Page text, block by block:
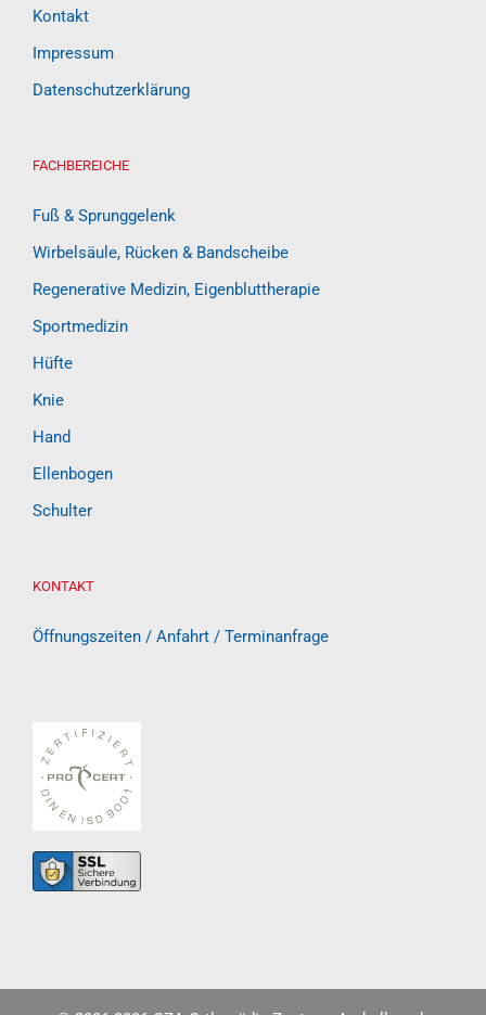
Kontakt
Impressum
Datenschutzerklärung
FACHBEREICHE
Fuß & Sprunggelenk
Wirbelsäule, Rücken & Bandscheibe
Regenerative Medizin, Eigenbluttherapie
Sportmedizin
Hüfte
Knie
Hand
Ellenbogen
Schulter
KONTAKT
Öffnungszeiten / Anfahrt / Terminanfrage